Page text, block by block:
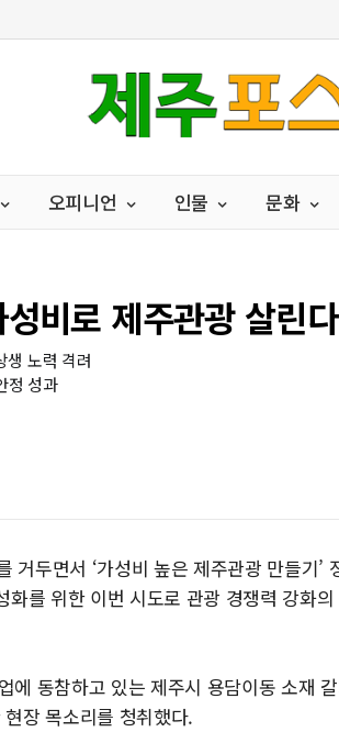
오피니언 인물 문화
비로 제주관광 살린
생 노력 격려
정 성과
두면서 ‘가성비 높은 제주관광 만들기’
를 위한 이번 시도로 관광 경쟁력 강화
에 동참하고 있는 제주시 용담이동 소재
장 목소리를 청취했다.